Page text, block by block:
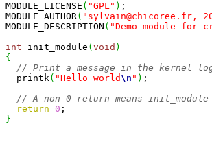
MODULE_LICENSE ( "GPL" ) ;
MODULE_AUTHOR( "sylvain@chicoree.fr,
MODULE_DESCRIPTION ( "Demo module for
int init_module ( void )
{
// Print a message in the kernel
  printk
( "Hello world\n " ) ;
// A non 0 return means
return
0
}